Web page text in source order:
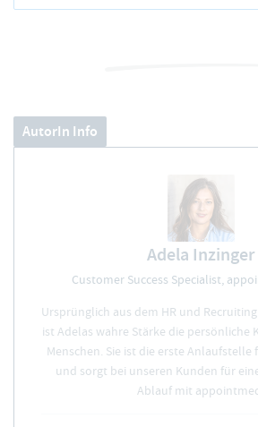
AutorIn Info
Adela Inzinger
Customer Success Specialist,
Ursprünglich aus dem HR und
ist Adelas wahre Stärke die
Menschen. Sie ist die erste Anlaufstelle
und sorgt bei unseren Kunden für
Ablauf mit